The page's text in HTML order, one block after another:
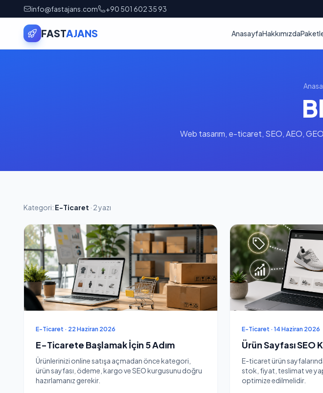
info@fastajans.com +90 501 602 35 93
FASTAJANS AnasayfaHakkımızda
Web tasarım, e-ticaret, SEO, AEO,
Kategori: E-Ticaret · 2 yazı
E-Ticaret · 22 Haziran 2026
E-Ticarete Başlamak İçin 5 Adım
Ürünlerinizi online satışa açmadan önce kategori,
ürün sayfası, ödeme, kargo ve SEO kurgusunu doğru
hazırlamanız gerekir.
E-Ticaret · 14 Haziran 2026
Ürün Sayfası SEO
E-ticaret ürün
stok, fiyat, teslimat ve
optimize edilmelidir.